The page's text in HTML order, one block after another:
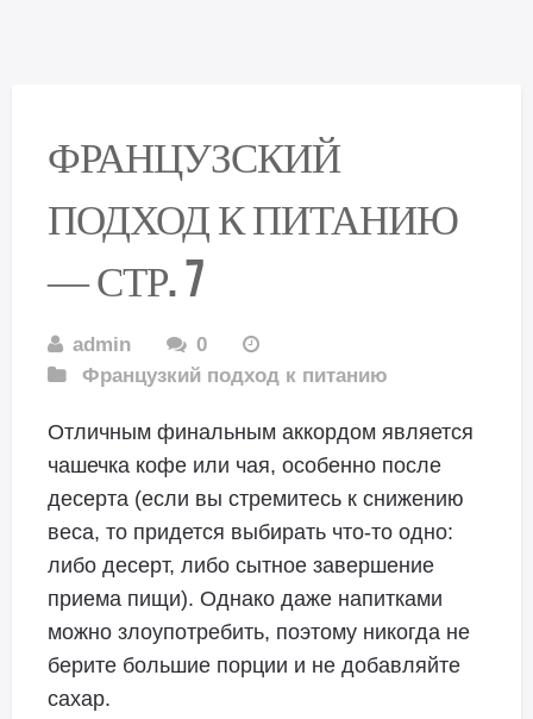
ФРАНЦУЗСКИЙ
ПОДХОД К ПИТАНИЮ
— СТР. 7
admin
0
Французкий подход к питанию
Отличным финальным аккордом является
чашечка кофе или чая, особенно после
десерта (если вы стремитесь к снижению
веса, то придется выбирать что-то одно:
либо десерт, либо сытное завершение
приема пищи). Однако даже напитками
можно злоупотребить, поэтому никогда не
берите большие порции и не добавляйте
сахар.